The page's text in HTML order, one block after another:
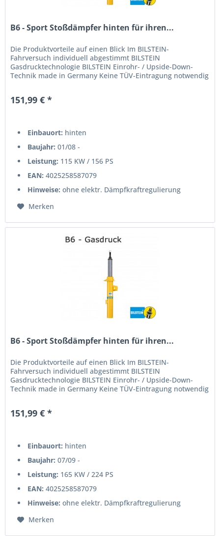
B6 - Sport Stoßdämpfer hinten für ihren...
Die Produktvorteile auf einen Blick Im BILSTEIN-
Fahrversuch individuell abgestimmt BILSTEIN
Gasdrucktechnologie BILSTEIN Einrohr- / Upside-Down-
Technik made in Germany Keine TÜV-Eintragung notwendig
151,99 € *
Einbauort: hinten
Baujahr: 01/08 -
Leistung: 115 KW / 156 PS
EAN: 4025258587079
Hinweise: ohne elektr. Dämpfkraftregulierung
Merken
B6 - Sport Stoßdämpfer hinten für ihren...
Die Produktvorteile auf einen Blick Im BILSTEIN-
Fahrversuch individuell abgestimmt BILSTEIN
Gasdrucktechnologie BILSTEIN Einrohr- / Upside-Down-
Technik made in Germany Keine TÜV-Eintragung notwendig
151,99 € *
Einbauort: hinten
Baujahr: 07/09 -
Leistung: 165 KW / 224 PS
EAN: 4025258587079
Hinweise: ohne elektr. Dämpfkraftregulierung
Merken